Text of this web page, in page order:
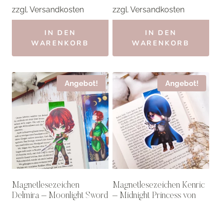
zzgl. Versandkosten
IN DEN
WARENKORB
zzgl. Versandkosten
IN DEN
WARENKORB
Angebot!
Magnetlesezeichen
Delmira – Moonlight Sword
Angebot!
Magnetlesezeichen Kenric
– Midnight Princess von